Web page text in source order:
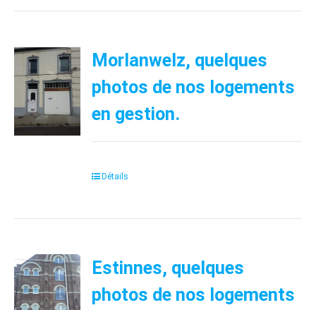
Morlanwelz, quelques
photos de nos logements
en gestion.
Détails
Estinnes, quelques
photos de nos logements